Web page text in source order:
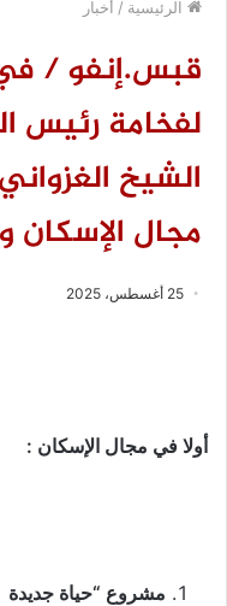
الرئيسية / أخبار
قبس.إنفو / في
لفخامة رئيس
الشيخ
مجال الإسكان
25 أغسطس، 2025
أولا في مجال الإسكان :
مشروع “حياة جديدة